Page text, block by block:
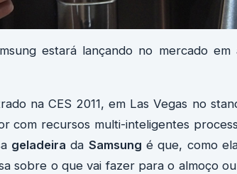
estará lançando no mercado
na CES 2011, em Las Vegas no
com recursos multi-inteligentes
geladeira da Samsung é que, como
sobre o que vai fazer para o almoço